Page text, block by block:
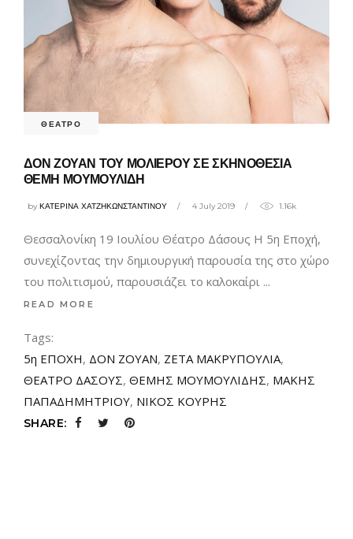
ΘΕΑΤΡΟ
ΔΟΝ ΖΟΥΑΝ ΤΟΥ ΜΟΛΙΕΡΟΥ ΣΕ ΣΚΗΝΟΘΕΣΙΑ
ΘΕΜΗ ΜΟΥΜΟΥΛΙΔΗ
byΚΑΤΕΡΙΝΑ ΧΑΤΖΗΚΩΝΣΤΑΝΤΙΝΟΥ 4 July 2019 1.16k
Θεσσαλονίκη 19 Ιουλίου Θέατρο Δάσους Η 5η Εποχή,
συνεχίζοντας την δημιουργική παρουσία της στο χώρο
του πολιτισμού, παρουσιάζει το καλοκαίρι
READ MORE
Tags:
5η ΕΠΟΧΗ, ΔΟΝ ΖΟΥΑΝ, ΖΕΤΑ ΜΑΚΡΥΠΟΥΛΙΑ,
ΘΕΑΤΡΟ ΔΑΣΟΥΣ, ΘΕΜΗΣ ΜΟΥΜΟΥΛΙΔΗΣ, ΜΑΚΗΣ
ΠΑΠΑΔΗΜΗΤΡΙΟΥ, ΝΙΚΟΣ ΚΟΥΡΗΣ
SHARE: